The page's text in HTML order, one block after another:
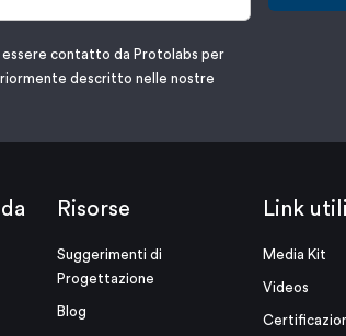
essere contatto da Protolabs per
descritto nelle nostre
Risorse
Suggerimenti di
Progettazione
Blog
Link utili
Media Kit
Videos